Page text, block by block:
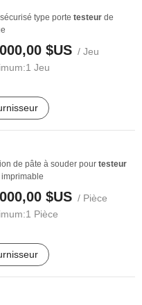
sécurisé type porte testeur de
$US / Jeu
1 Jeu
de pâte à souder pour testeur
$US / Pièce
1 Pièce